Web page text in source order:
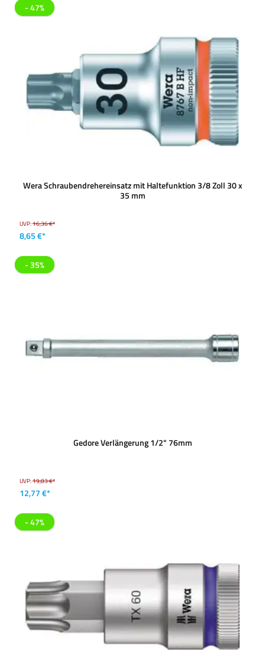
- 47%
Wera Schraubendrehereinsatz mit Haltefunktion 3/8 Zoll 30 x
35 mm
UVP:16,36 €*
8,65 €*
- 35%
Gedore Verlängerung 1/2" 76mm
UVP:19,83 €*
12,77 €*
- 47%